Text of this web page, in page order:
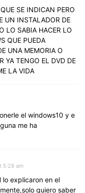
SE INDICAN PERO
UN INSTALADOR DE
LO SABIA HACER LO
QUE PUEDA
UNA MEMORIA O
YA TENGO EL DVD DE
LA VIDA
el windows10 y e
me ha
5:28 am
lo explicaron en el
quiero saber